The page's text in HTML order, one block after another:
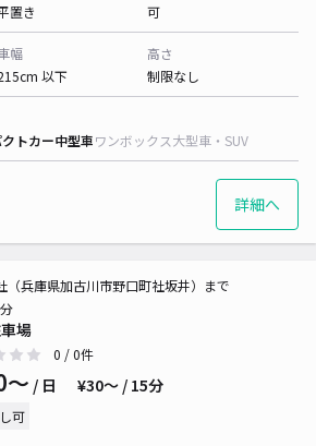
置き
可
幅
以下
高さ
制限なし
トカー中型車ワンボックス大型車・SUV
詳細へ
場
（兵庫県加古川市野口町社坂井）まで
0 / 0件
/ 日 ¥30〜 / 15分
可